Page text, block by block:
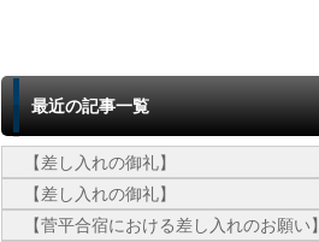
最近の記事一覧
【差し入れの御礼】
【差し入れの御礼】
【菅平合宿における差し入れのお願い】